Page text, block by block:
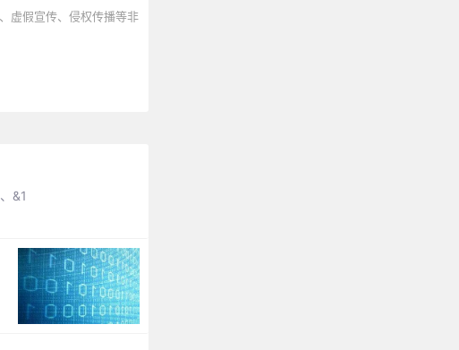
虚假宣传、侵权传播等非
&1